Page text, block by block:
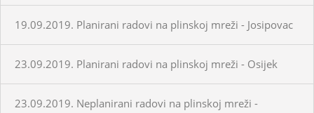
19.09.2019. Planirani radovi na plinskoj mreži - Josipovac
23.09.2019. Planirani radovi na plinskoj mreži - Osijek
23.09.2019. Neplanirani radovi na plinskoj mreži -